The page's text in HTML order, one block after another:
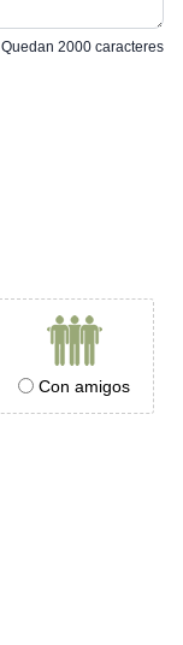
Quedan 2000 caracteres
Con amigos